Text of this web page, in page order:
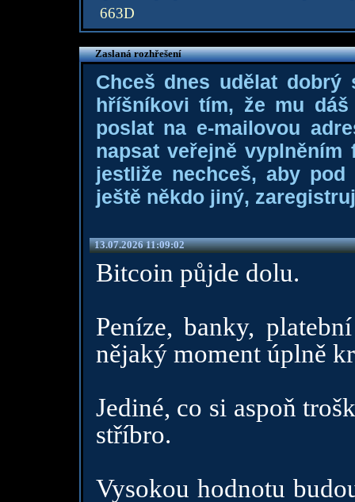
663D
Zaslaná rozhřešení
Chceš dnes udělat dobrý
hříšníkovi tím, že mu
poslat na e-mailovou
napsat veřejně
jestliže nechceš, aby
ještě někdo jiný,
13.07.2026 11:09:02
Bitcoin půjde dolu.
Peníze, banky,
nějaký moment úplně
Jediné, co si aspoň
stříbro.
Vysokou hodnotu